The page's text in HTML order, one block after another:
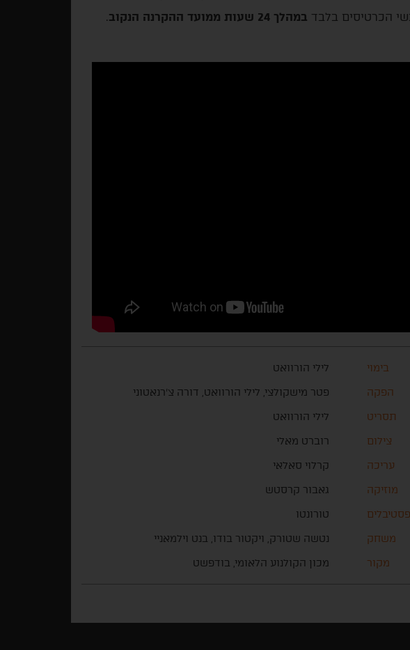
הכרטיסים בלבד במהלך 24 שעות ממועד ההקרנה הנקוב .
בימוי
לילי הורוואט
הפקה
פטר מישקולצי, לילי הורוואט, דורה צ'רנאטוני
תסריט
לילי הורוואט
צילום
רוברט מאלי
עריכה
קרלוי סאלאי
מוזיקה
גאבור קרסטש
פסטיבלים
טורונטו
משחק
נטשה שטורק, ויקטור בודו, בנט וילמאניי
מקור
מכון הקולנוע הלאומי, בודפשט